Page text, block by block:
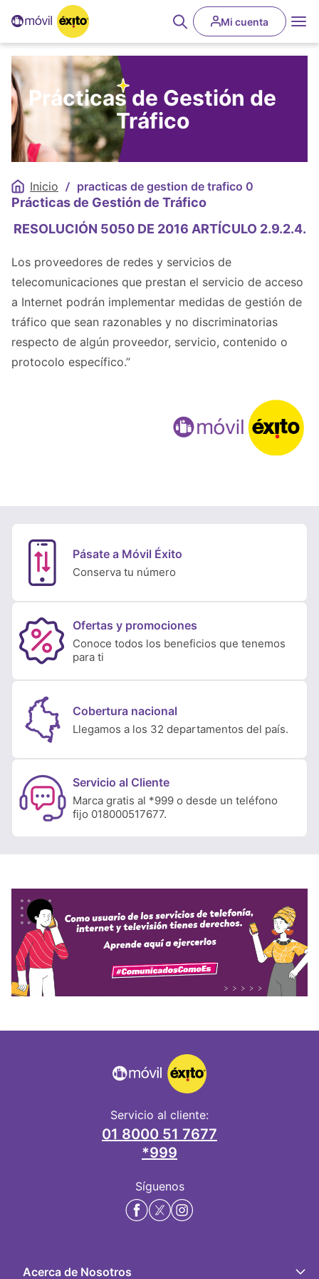
principal
Abrir
buscador
User
account
menu
Mi cuenta
Prácticas de Gestión de
Tráfico
Sobrescribir
enlaces
de
ayuda
a
navegación
Inicio practicas de gestion de trafico 0
Prácticas de Gestión de Tráfico
RESOLUCIÓN 5050 DE 2016 ARTÍCULO 2.9.2.4.
Los proveedores de redes y servicios de
telecomunicaciones que prestan el servicio de acceso
a Internet podrán implementar medidas de gestión de
tráfico que sean razonables y no discriminatorias
respecto de algún proveedor, servicio, contenido o
protocolo específico.”
Pásate a Móvil Éxito
Conserva tu número
Ofertas y promociones
Conoce todos los beneficios que tenemos
para ti
Cobertura nacional
Llegamos a los 32 departamentos del país.
Servicio al Cliente
Marca gratis al *999 o desde un teléfono
fijo 018000517677.
Servicio al cliente:
01 8000 51 7677
*999
Síguenos
Acerca de Nosotros